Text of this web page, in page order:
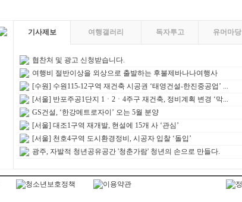
기사제보 여행갤러리 독자투고 유머마당
협찬처 및 광고 신청받습니다.
여행비 절반이상을 외상으로 출발하는 후불제바나나여행사
[수원] 수원115-12구역 재건축 시공권 ‘태영건설-한진중공업’ ...
[서울] 반포주공1단지 1ㆍ2ㆍ4주구 재건축, 정비계획 변경 ‘막...
GS건설, ‘한강메트로자이’ 오는 5월 분양
[서울] 대조1구역 재개발, 현설에 15개 사 ‘관심’
[서울] 천호4구역 도시환경정비, 시공자 입찰 ‘돌입’
광주, 자발적 청년공유공간 '청춘가람' 청년의 손으로 만들다.